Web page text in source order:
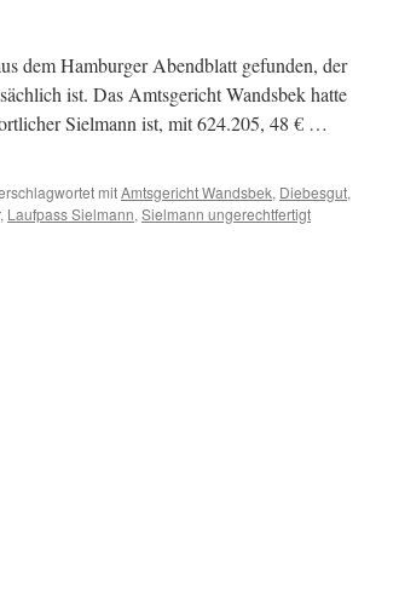
dem Hamburger Abendblatt gefunden, der
ist. Das Amtsgericht Wandsbek hatte
Sielmann ist, mit 624.205, 48 € …
mitAmtsgericht Wandsbek, Diebesgut,
, Laufpass Sielmann, Sielmann ungerechtfertigt